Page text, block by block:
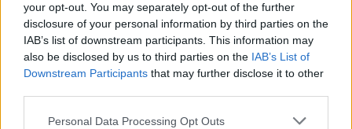
your opt-out. You may separately opt-out of the further
disclosure of your personal information by third parties on the
IAB’s list of downstream participants. This information may
also be disclosed by us to third parties on the IAB’s List of
Downstream Participants that may further disclose it to other
Please note that this website/app uses one or more Google
Personal Data Processing Opt Outs
#SURVIVOR #VIDEÓ #ADÁSRÉSZLETEK #BUHAWI
JARAKAY #DIPLOMÁCIAI MEGBESZÉLÉS